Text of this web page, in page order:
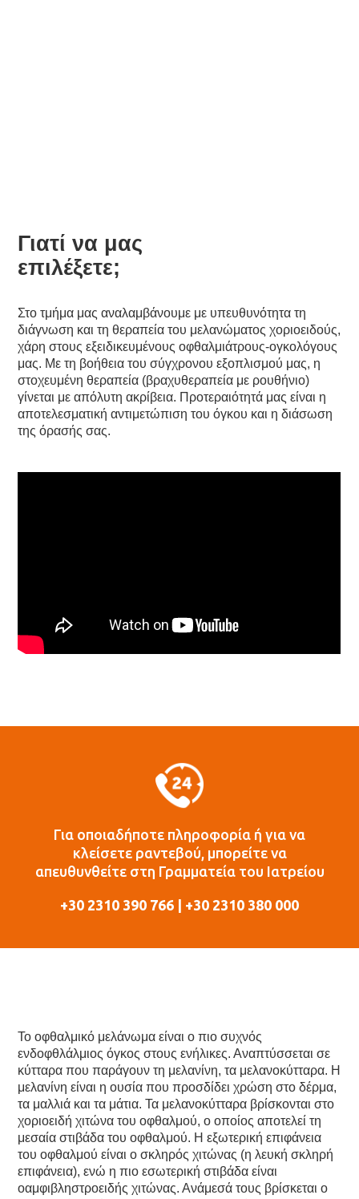
Γιατί να μας
επιλέξετε;
Στο τμήμα μας αναλαμβάνουμε με υπευθυνότητα τη
διάγνωση και τη θεραπεία του μελανώματος χοριοειδούς,
χάρη στους εξειδικευμένους οφθαλμιάτρους-ογκολόγους
μας. Με τη βοήθεια του σύγχρονου εξοπλισμού μας, η
στοχευμένη θεραπεία (βραχυθεραπεία με ρουθήνιο)
γίνεται με απόλυτη ακρίβεια. Προτεραιότητά μας είναι η
αποτελεσματική αντιμετώπιση του όγκου και η διάσωση
της όρασής σας.
Για οποιαδήποτε πληροφορία ή για να
κλείσετε ραντεβού, μπορείτε να
απευθυνθείτε στη Γραμματεία του Ιατρείου
+30 2310 390 766 | +30 2310 380 000
Το οφθαλμικό μελάνωμα είναι ο πιο συχνός
ενδοφθλάλμιος όγκος στους ενήλικες. Αναπτύσσεται σε
κύτταρα που παράγουν τη μελανίνη, τα μελανοκύτταρα. Η
μελανίνη είναι η ουσία που προσδίδει χρώση στο δέρμα,
τα μαλλιά και τα μάτια. Τα μελανοκύτταρα βρίσκονται στο
χοριοειδή χιτώνα του οφθαλμού, ο οποίος αποτελεί τη
μεσαία στιβάδα του οφθαλμού. Η εξωτερική επιφάνεια
του οφθαλμού είναι ο σκληρός χιτώνας (η λευκή σκληρή
επιφάνεια), ενώ η πιο εσωτερική στιβάδα είναι
οαμφιβληστροειδής χιτώνας. Ανάμεσά τους βρίσκεται ο